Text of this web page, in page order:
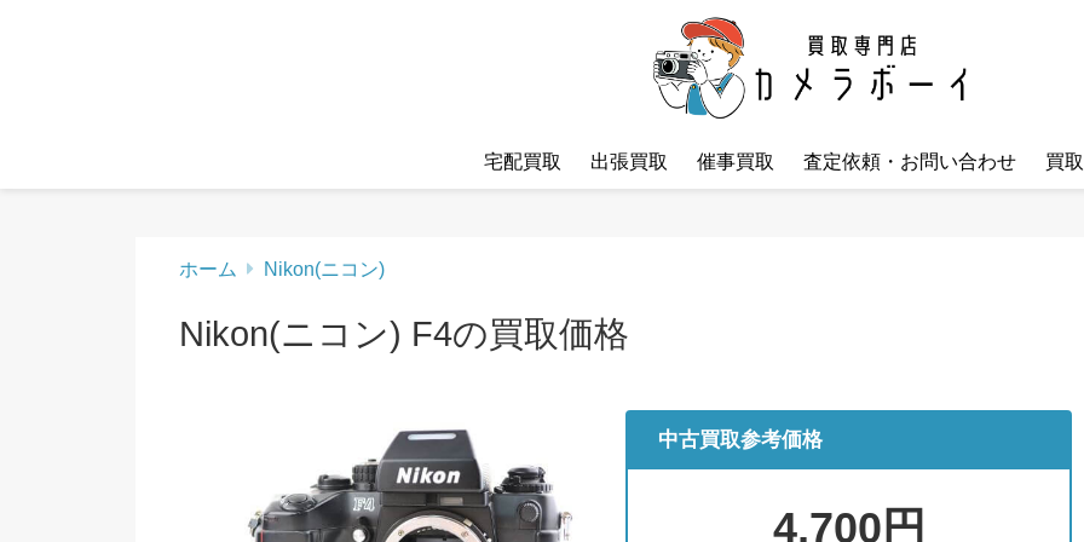
宅配買取 出張買取 催事買取 査定依頼・お問い合わせ 買
ホーム Nikon(ニコン)
Nikon(ニコン) F4の買取価格
中古買取参考価格
4,700円